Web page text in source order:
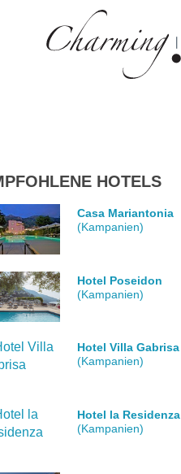
HOTELS
Casa Mariantonia
(Kampanien)
Hotel Poseidon
(Kampanien)
Hotel Villa Gabrisa
(Kampanien)
Hotel la Residenza
(Kampanien)